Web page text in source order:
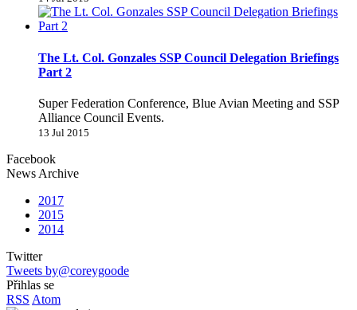
The Lt. Col. Gonzales SSP Council Delegation Briefings
Part 2
Super Federation Conference, Blue Avian Meeting and SSP
Alliance Council Events.
13 Jul 2015
Facebook
News Archive
2017
2015
2014
Twitter
Tweets by@coreygoode
Přihlas se
RSS Atom